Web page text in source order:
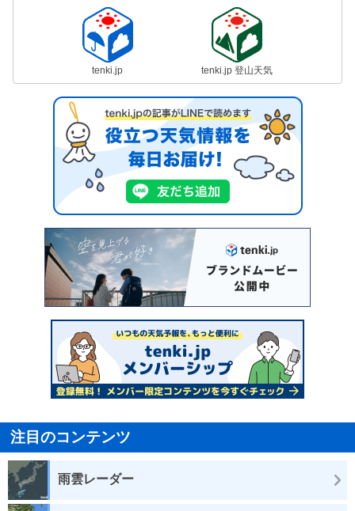
tenki.jp tenki.jp 登山天気
注目のコンテンツ
雨雲レーダー